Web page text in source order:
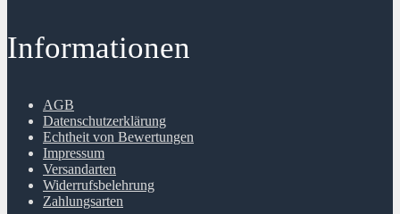
Informationen
AGB
Datenschutzerklärung
Echtheit von Bewertungen
Impressum
Versandarten
Widerrufsbelehrung
Zahlungsarten